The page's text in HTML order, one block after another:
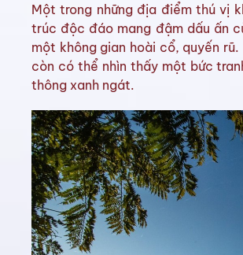
Một trong những địa điểm thú vị
trúc độc đáo mang đậm dấu ấn
một không gian hoài cổ, quyến
còn có thể nhìn thấy một bức
thông xanh ngát.